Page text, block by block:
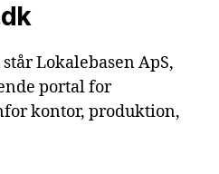
Lokalebasen ApS,
portal for
kontor, produktion,